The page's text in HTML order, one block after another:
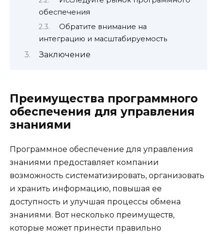
обеспечения
Обратите внимание на
интеграцию и масштабируемость
Заключение
Преимущества программного
обеспечения для управления
знаниями
Программное обеспечение для управления
знаниями предоставляет компании
возможность систематизировать, организовать
и хранить информацию, повышая ее
доступность и улучшая процессы обмена
знаниями. Вот несколько преимуществ,
которые может принести правильно